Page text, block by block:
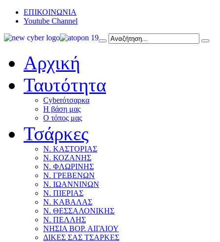
ΕΠΙΚΟΙΝΩΝΙΑ
Youtube Channel
Αρχική
Ταυτότητα
Cyberότσαρκα
Η βάση μας
Ο τόπος μας
Τσάρκες
Ν. ΚΑΣΤΟΡΙΑΣ
Ν. ΚΟΖΑΝΗΣ
Ν. ΦΛΩΡΙΝΗΣ
Ν. ΓΡΕΒΕΝΩΝ
Ν. ΙΩΑΝΝΙΝΩΝ
Ν. ΠΙΕΡΙΑΣ
Ν. ΚΑΒΑΛΑΣ
Ν. ΘΕΣΣΑΛΟΝΙΚΗΣ
Ν. ΠΕΛΛΗΣ
ΝΗΣΙΑ ΒΟΡ. ΑΙΓΑΙΟΥ
ΔΙΚΕΣ ΣΑΣ ΤΣΑΡΚΕΣ